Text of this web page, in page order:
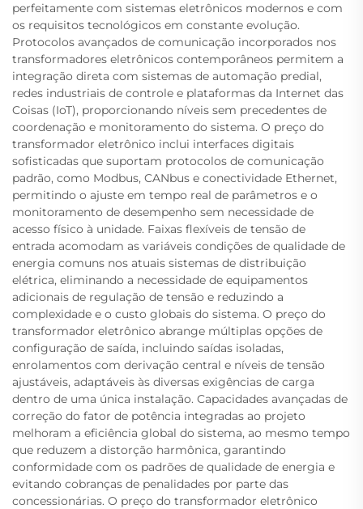
perfeitamente com sistemas eletrônicos modernos e com
os requisitos tecnológicos em constante evolução.
Protocolos avançados de comunicação incorporados nos
transformadores eletrônicos contemporâneos permitem a
integração direta com sistemas de automação predial,
redes industriais de controle e plataformas da Internet das
Coisas (IoT), proporcionando níveis sem precedentes de
coordenação e monitoramento do sistema. O preço do
transformador eletrônico inclui interfaces digitais
sofisticadas que suportam protocolos de comunicação
padrão, como Modbus, CANbus e conectividade Ethernet,
permitindo o ajuste em tempo real de parâmetros e o
monitoramento de desempenho sem necessidade de
acesso físico à unidade. Faixas flexíveis de tensão de
entrada acomodam as variáveis condições de qualidade de
energia comuns nos atuais sistemas de distribuição
elétrica, eliminando a necessidade de equipamentos
adicionais de regulação de tensão e reduzindo a
complexidade e o custo globais do sistema. O preço do
transformador eletrônico abrange múltiplas opções de
configuração de saída, incluindo saídas isoladas,
enrolamentos com derivação central e níveis de tensão
ajustáveis, adaptáveis às diversas exigências de carga
dentro de uma única instalação. Capacidades avançadas de
correção do fator de potência integradas ao projeto
melhoram a eficiência global do sistema, ao mesmo tempo
que reduzem a distorção harmônica, garantindo
conformidade com os padrões de qualidade de energia e
evitando cobranças de penalidades por parte das
concessionárias. O preço do transformador eletrônico